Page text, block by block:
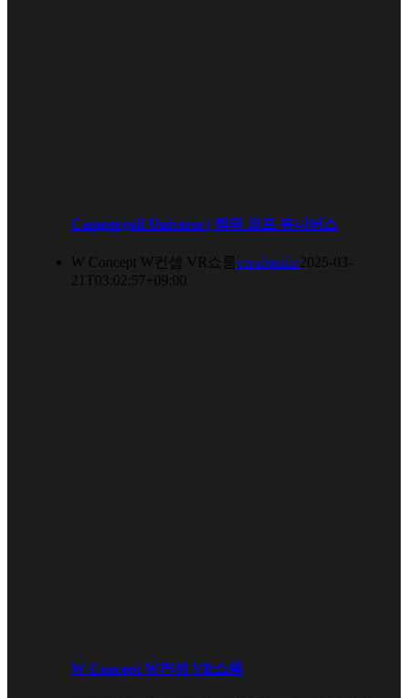
Campergolf Universe | 캠퍼 골프 유니버스
W Concept W컨셉 VR쇼룸vrealstudio 2025-03-
21T03:02:57+09:00
W Concept W컨셉 VR쇼룸